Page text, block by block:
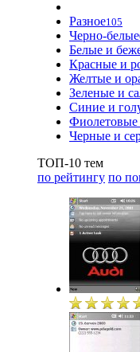
Разное105
Черно-белые
Белые и
Красные и
Желтые и
Зеленые и
Синие и
Черные и
ТОП-10 тем
по рейтингу по